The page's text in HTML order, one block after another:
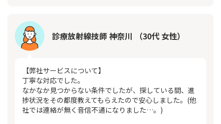
診療放射線技師 神奈川 （30代 女性）
【弊社サービスについて】
丁寧な対応でした。
なかなか見つからない条件でしたが、探している間、進
捗状況をその都度教えてもらえたので安心しました。(他
社では連絡が無く音信不通になりました…。)